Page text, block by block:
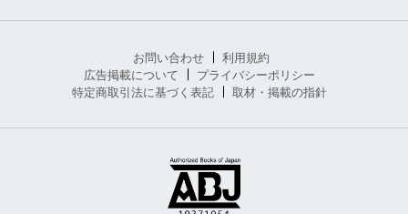
お問い合わせ
利用規約
広告掲載について
プライバシーポリシー
特定商取引法に基づく表記
取材・掲載の指針